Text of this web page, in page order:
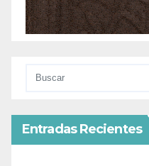
Entradas Recientes